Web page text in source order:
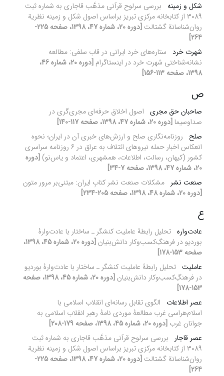
شکل و زمینه بررسی سرلوح قرآنی مذهَّب قاجاری به شماره ثبت
3089 از کتابخانه مرکزی تبریز براساس اصول شکل و زمینه نظریة
روان‌شناسانة گشتالت
[دوره 20، شماره 47، 1398، صفحه 225-
264]
شهرت خرد ستاره‌های خرد ایرانی در قاب سلفی: مطالعه
نشانه‌شناختی شهرت خرد در اینستاگرام
[دوره 20، شماره 46،
1398، صفحه 113-156]
ص
صاحبان حق مجری اصول اخلاق حرفه‌ای مجری‌گری در
صداوسیما [دوره 20، شماره 47، 1398، صفحه 117-140]
صلح
روزنامه‌نگاری صلح و ارزش‌های خبری آن در ایران؛ نحوه
انعکاس اخبار حمله نیروهای ائتلاف به عراق در 6 روزنامه سراسری
کشور (کیهان، رسالت، اطلاعات، همشهری، اعتماد و یاس‌نو) [دوره
20، شماره 47، 1398، صفحه 7-34]
صنعت نشر مشکلات صنعت نشر کتابِ ایران: مبتنی‌بر مرور متون
[دوره 20، شماره 48، 1398، صفحه 205-234]
ع
عادت‌واره
تحلیل رابطۀ عاملیت کنشگر‌‌‌‎‌ ـ‌ ساختار با عادت‌وارۀ
بوردیو در فرهنگِ‌کسب‌وکار دانش‌بنیان
[دوره 20، شماره 45، 1398،
صفحه 153-178]
عاملیت
تحلیل رابطۀ عاملیت کنشگر‌‌‌‎‌ ـ‌ ساختار با عادت‌وارۀ بوردیو
در فرهنگِ‌کسب‌وکار دانش‌بنیان
[دوره 20، شماره 45، 1398، صفحه
153-178]
عصر اطلاعات
الگوی تقابل رسانه‌ای انقلاب اسلامی با
اسلام‌هراسی غرب مطالعۀ موردی نامۀ رهبر انقلاب اسلامی به
جوانان غرب [دوره 20، شماره 45، 1398، صفحه 179-208]
عصر قاجار
بررسی سرلوح قرآنی مذهَّب قاجاری به شماره ثبت
3089 از کتابخانه مرکزی تبریز براساس اصول شکل و زمینه نظریة
روان‌شناسانة گشتالت
[دوره 20، شماره 47، 1398، صفحه 225-
264]